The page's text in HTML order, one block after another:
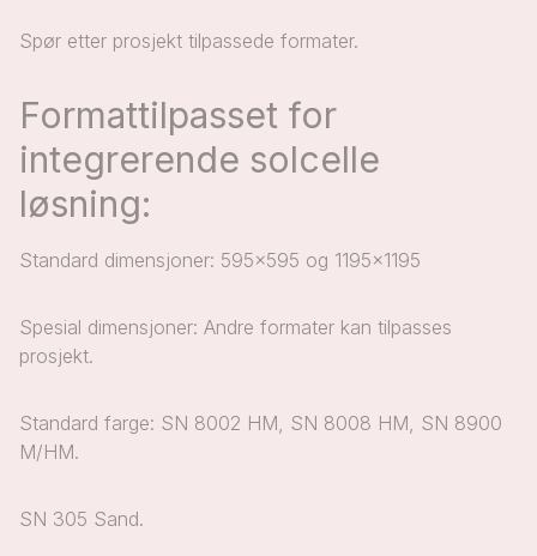
Spør etter prosjekt tilpassede formater.
Formattilpasset for
integrerende solcelle
løsning:
Standard dimensjoner: 595x595 og 1195x1195
Spesial dimensjoner: Andre formater kan tilpasses
prosjekt.
Standard farge: SN 8002 HM, SN 8008 HM, SN 8900
M/HM.
SN 305 Sand.